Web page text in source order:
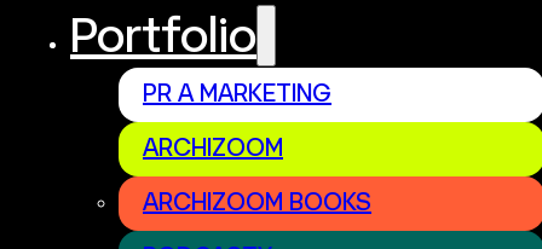
Portfolio
PR A MARKETING
ARCHIZOOM
ARCHIZOOM BOOKS